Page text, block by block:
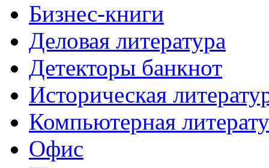
Бизнес-книги
Деловая литература
Детекторы банкнот
Историческая
Компьютерная
Офис